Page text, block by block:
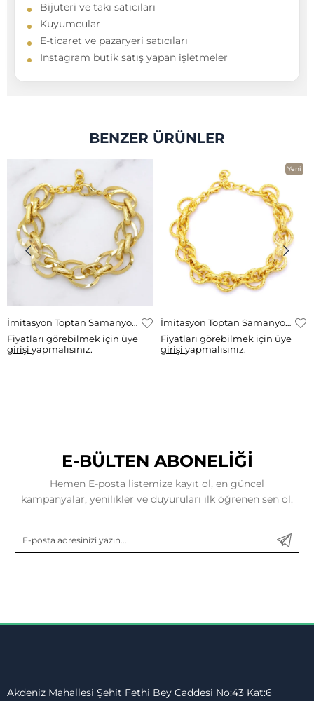
Bijuteri ve takı satıcıları
Kuyumcular
E-ticaret ve pazaryeri satıcıları
Instagram butik satış yapan işletmeler
BENZER ÜRÜNLER
İmitasyon Toptan Samanyolu Bileklik Blk-172
Fiyatları görebilmek için üye
girişi yapmalısınız.
İmitasyon Toptan Samanyolu Bileklik BLK-435
Fiyatları görebilmek için üye
girişi yapmalısınız.
Yeni
E-BÜLTEN ABONELİĞİ
Hemen E-posta listemize kayıt ol, en güncel
kampanyalar, yenilikler ve duyuruları ilk öğrenen sen ol.
Akdeniz Mahallesi Şehit Fethi Bey Caddesi No:43 Kat:6